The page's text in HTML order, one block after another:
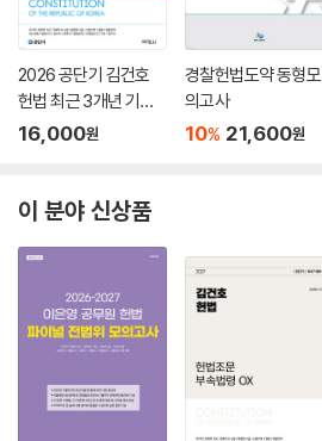
2026 공단기 김건호
헌법 최근 3개년 기출·
예상 헌법판례 하반기
16,000원
경찰헌법도약 동형모
의고사
10% 21,600원
이 분야 신상품